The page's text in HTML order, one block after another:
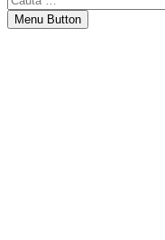
…Menu Button